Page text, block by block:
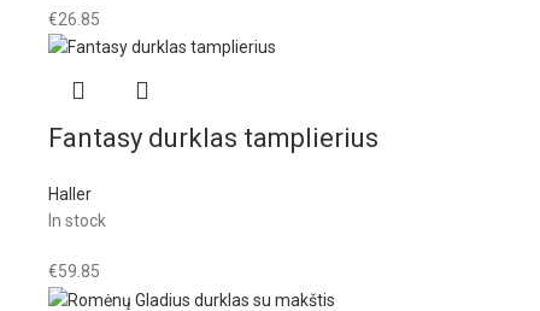
€26.85
Fantasy durklas tamplierius
Haller
In stock
€59.85